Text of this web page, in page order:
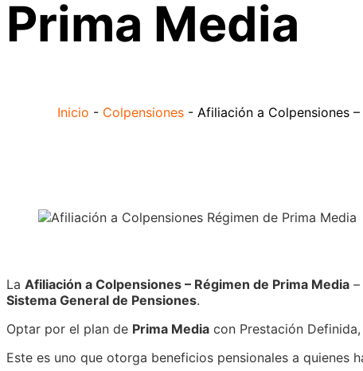
Prima Media
Inicio - Colpensiones - Afiliación a Colpensiones
La Afiliación a Colpensiones – Régimen de Prima Media
Sistema General de Pensiones.
Optar por el plan de Prima Media con Prestación
Este es uno que otorga beneficios pensionales a quienes